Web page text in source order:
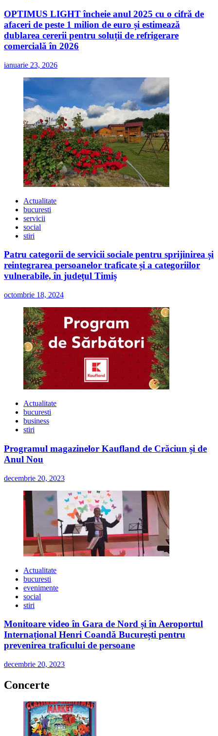
OPTIMUS LIGHT încheie anul 2025 cu o cifră de
afaceri de peste 1 milion de euro și estimează
dublarea cererii pentru soluții de refrigerare
comercială în 2026
ianuarie 23, 2026
Actualitate
bucuresti
servicii
social
stiri
Patru categorii de servicii sociale pentru sprijinirea și
reintegrarea persoanelor traficate și a categoriilor
vulnerabile, în județul Timiș
octombrie 18, 2024
Actualitate
bucuresti
business
stiri
Programul magazinelor Kaufland de Crăciun și de
Anul Nou
decembrie 20, 2023
Actualitate
bucuresti
evenimente
social
stiri
Monitoare video în Gara de Nord și în Aeroportul
Internațional Henri Coandă București pentru
prevenirea traficului de persoane
decembrie 20, 2023
Concerte